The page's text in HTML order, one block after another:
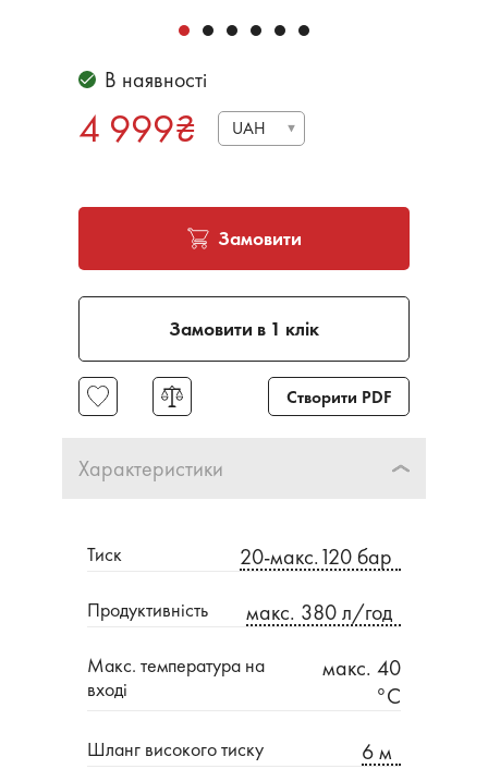
В наявності
4 999₴ UAH
Замовити
Замовити в 1 клік
Створити PDF
Характеристики
Тиск 20-макс.120 бар
Продуктивність макс. 380 л/год
Макс. температура на
вході
макс. 40
°C
Шланг високого тиску 6 м